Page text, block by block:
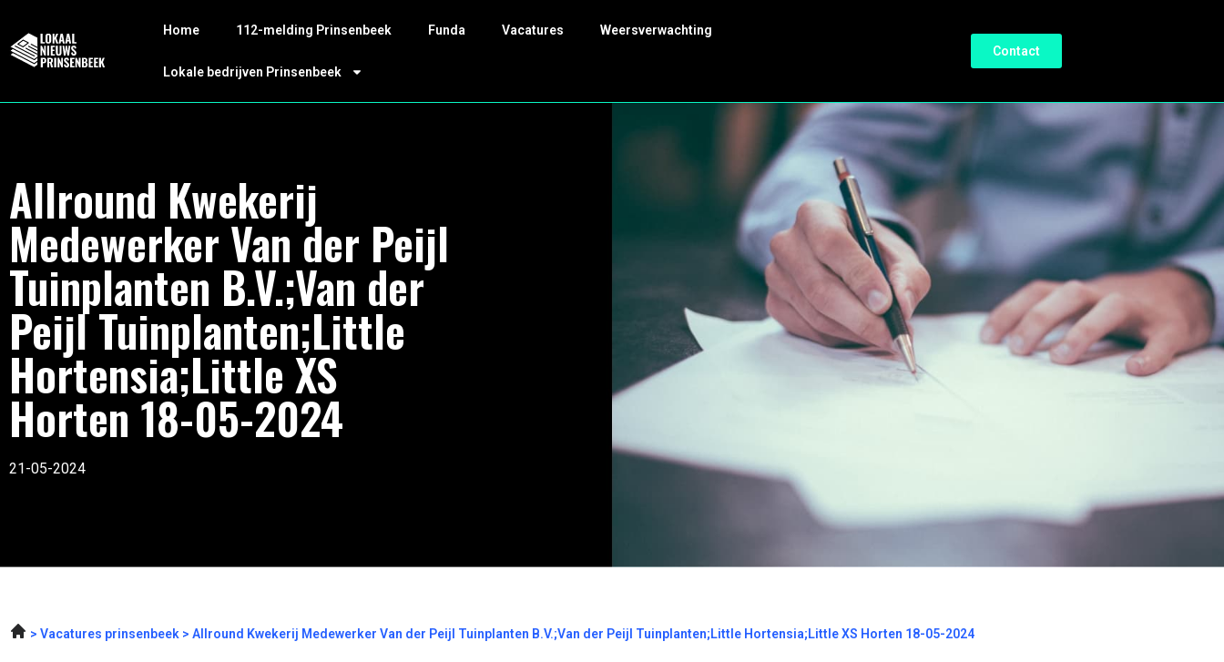
Home 112-melding Prinsenbeek Funda Vacatures Weersverwachting
Lokale bedrijven Prinsenbeek
Contact
Allround Kwekerij
Medewerker Van der Peijl
Tuinplanten B.V.;Van der
Peijl Tuinplanten;Little
Hortensia;Little XS
Horten 18-05-2024
21-05-2024
Vacatures prinsenbeek Allround Kwekerij Medewerker Van der Peijl Tuinplanten B.V.;Van der Peijl Tuinplanten;Little Hortensia;Little XS Horten 18-05-2024